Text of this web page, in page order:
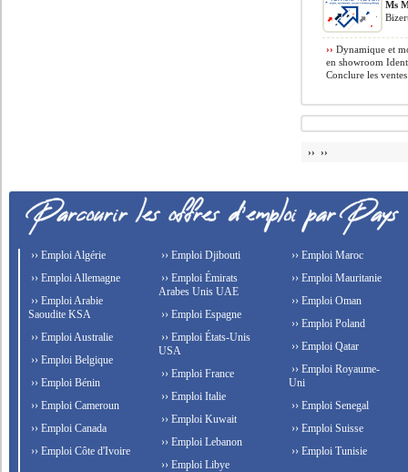
Ms
›› Dynamique et
en showroom
Conclure les
›› ››
›› Emploi Algérie
›› Emploi Allemagne
›› Emploi Arabie
Saoudite KSA
›› Emploi Australie
›› Emploi Belgique
›› Emploi Bénin
›› Emploi Cameroun
›› Emploi Canada
›› Emploi Côte d'Ivoire
›› Emploi Djibouti
›› Emploi Émirats
Arabes Unis UAE
›› Emploi Espagne
›› Emploi États-Unis
USA
›› Emploi France
›› Emploi Italie
›› Emploi Kuwait
›› Emploi Lebanon
›› Emploi Libye
›› Emploi Maroc
›› Emploi Mauritanie
›› Emploi Oman
›› Emploi Poland
›› Emploi Qatar
›› Emploi Royaume-
Uni
›› Emploi Senegal
›› Emploi Suisse
›› Emploi Tunisie